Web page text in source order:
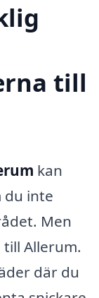
till
kan
du inte
Men
Allerum.
där du